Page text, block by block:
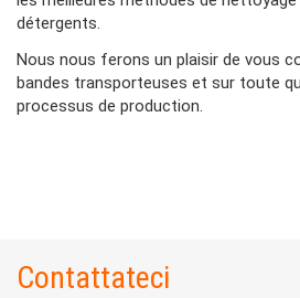
détergents.
Nous nous ferons un plaisir de vous
bandes transporteuses et sur toute
processus de production.
Contattateci